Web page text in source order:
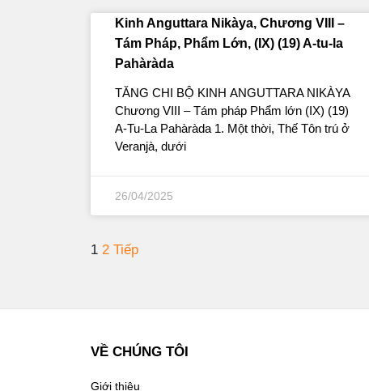
Kinh Anguttara Nikàya, Chương VIII –
Tám Pháp, Phẩm Lớn, (IX) (19) A-tu-la
Pahàràda
TĂNG CHI BỘ KINH ANGUTTARA NIKÀYA
Chương VIII – Tám pháp Phẩm lớn (IX) (19)
A-Tu-La Pahàràda 1. Một thời, Thế Tôn trú ở
Veranjà, dưới
26/04/2025
1 2 Tiếp
VỀ CHÚNG TÔI
Giới thiệu